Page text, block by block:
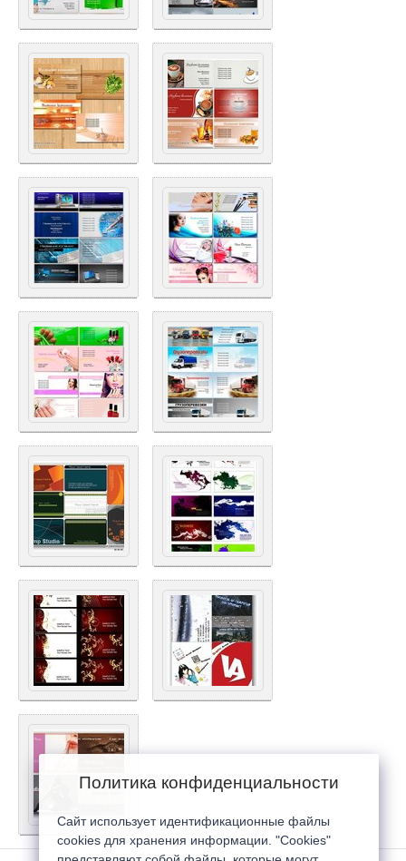
Политика конфиденциальности
Сайт использует идентификационные файлы
cookies для хранения информации. "Cookies"